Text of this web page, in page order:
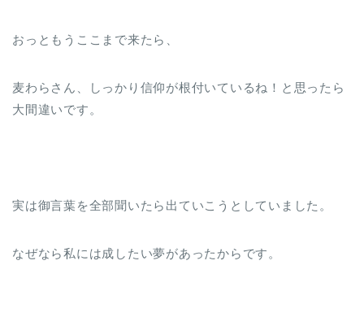
おっともうここまで来たら、
麦わらさん、しっかり信仰が根付いているね！と思ったら
大間違いです。
実は御言葉を全部聞いたら出ていこうとしていました。
なぜなら私には成したい夢があったからです。